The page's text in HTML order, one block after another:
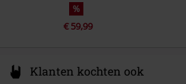
%
€ 59,99
Klanten kochten ook